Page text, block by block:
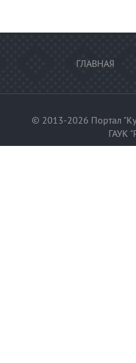
ГЛАВНАЯ
© 2013-2026 Портал
ГАУК